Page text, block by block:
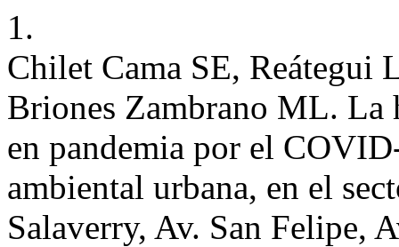
1.
Chilet Cama SE, Reátegui
Briones Zambrano ML. La
en pandemia por el
ambiental urbana, en el
Salaverry, Av. San Felipe,